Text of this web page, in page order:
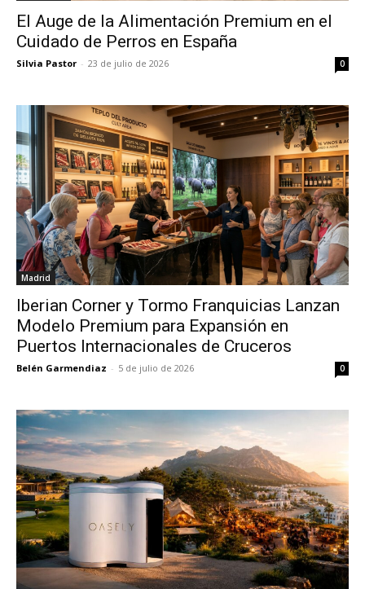
El Auge de la Alimentación Premium en el
Cuidado de Perros en España
Silvia Pastor - 23 de julio de 2026 0
Madrid
Iberian Corner y Tormo Franquicias Lanzan
Modelo Premium para Expansión en
Puertos Internacionales de Cruceros
Belén Garmendiaz - 5 de julio de 2026 0